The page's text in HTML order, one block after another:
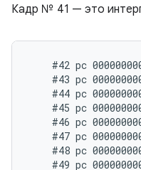
Кадр № 41 — это
#42 pc
#43 pc
#44 pc
#45 pc
#46 pc
#47 pc
#48 pc